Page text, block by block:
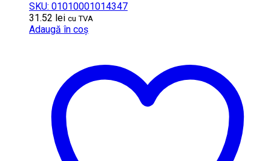
SKU: 01010001014347
31.52 lei cu TVA
Adaugă în coș